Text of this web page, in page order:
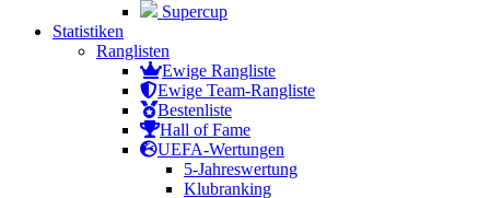
Supercup
Statistiken
Ranglisten
Ewige Rangliste
Ewige Team-Rangliste
Bestenliste
Hall of Fame
UEFA-Wertungen
5-Jahreswertung
Klubranking